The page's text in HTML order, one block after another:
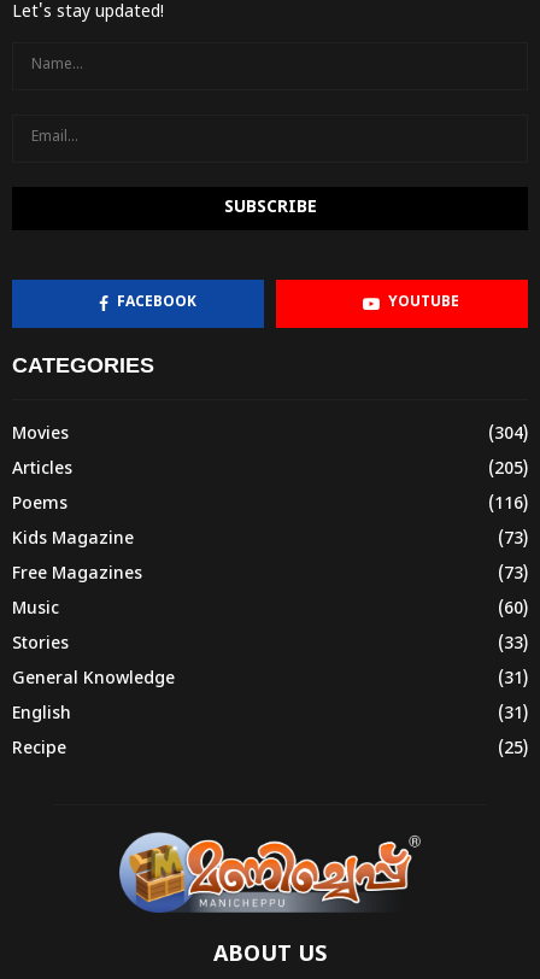
Let's stay updated!
FACEBOOK YOUTUBE
CATEGORIES
Movies
(304)
Articles
(205)
Poems
(116)
Kids Magazine
(73)
Free Magazines
(73)
Music
(60)
Stories
(33)
General Knowledge
(31)
English
(31)
Recipe
(25)
ABOUT US